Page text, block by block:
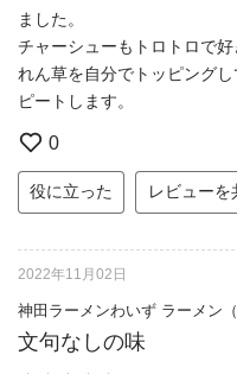
ました。
チャーシューもトロトロで
れん草を自分でトッピング
ピートします。
0
役に立った レビューを
2022年11月02日
神田ラーメンわいず ラーメン
文句なしの味